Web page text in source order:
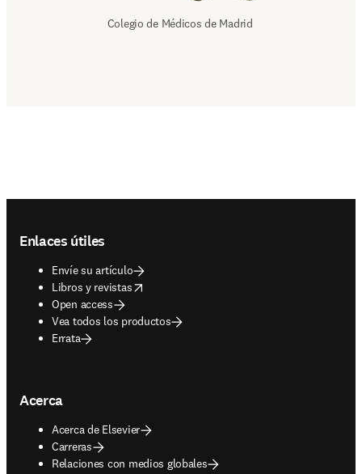
Colegio de Médicos de Madrid
Enlaces útiles
Envíe su artículo
Libros y revistas
opens in new tab/window
Open access
Vea todos los productos
Errata
Acerca
Acerca de Elsevier
Carreras
Relaciones con medios globales